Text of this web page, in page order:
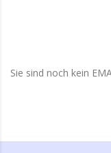
Sie sind noch kein